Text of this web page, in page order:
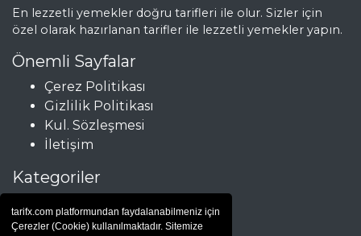
tarifx.com platformundan faydalanabilmeniz için
Çerezler (Cookie) kullanılmaktadır. Sitemize
En lezzetli yemekler doğru tarifleri ile olur. Sizler için
özel olarak hazırlanan tarifler ile lezzetli yemekler yapın.
Önemli Sayfalar
Çerez Politikası
Gizlilik Politikası
Kul. Sözleşmesi
İletişim
Kategoriler
Et Yemekleri